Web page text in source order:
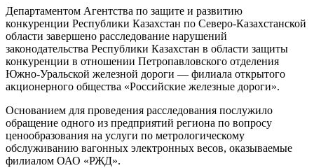
Департаментом Агентства по защите и развитию
конкуренции Республики Казахстан по Северо-Казахстанской
области завершено расследование нарушений
законодательства Республики Казахстан в области защиты
конкуренции в отношении Петропавловского отделения
Южно-Уральской железной дороги — филиала открытого
акционерного общества «Российские железные дороги».
Основанием для проведения расследования послужило
обращение одного из предприятий региона по вопросу
ценообразования на услуги по метрологическому
обслуживанию вагонных электронных весов, оказываемые
филиалом ОАО «РЖД».